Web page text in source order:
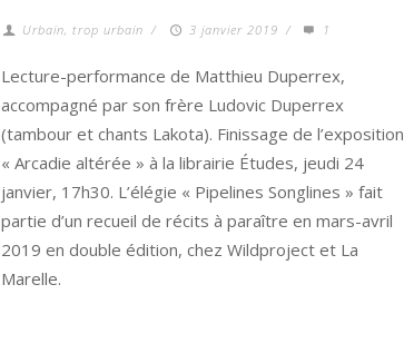
Urbain, trop urbain / 3 janvier 2019 / 1
Lecture-performance de Matthieu Duperrex,
accompagné par son frère Ludovic Duperrex
(tambour et chants Lakota). Finissage de l’exposition
« Arcadie altérée » à la librairie Études, jeudi 24
janvier, 17h30. L’élégie « Pipelines Songlines » fait
partie d’un recueil de récits à paraître en mars-avril
2019 en double édition, chez Wildproject et La
Marelle.